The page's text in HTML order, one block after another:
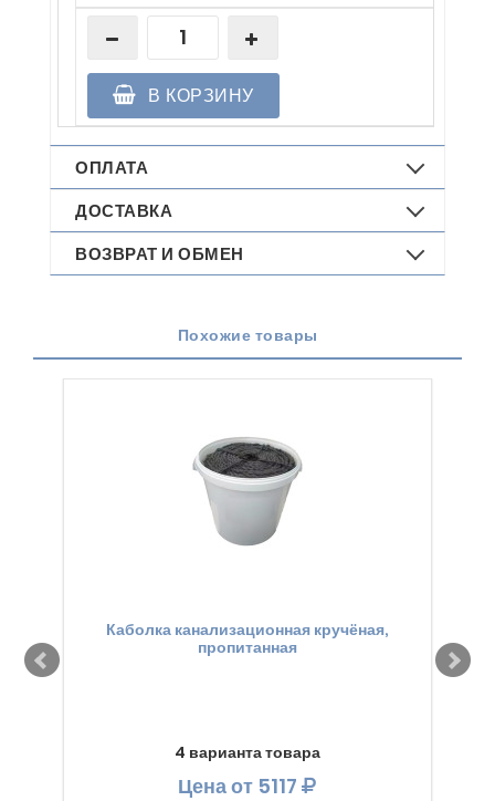
В КОРЗИНУ
ОПЛАТА
ДОСТАВКА
ВОЗВРАТ И ОБМЕН
Похожие товары
Каболка канализационная кручёная,
пропитанная
4 варианта товара
Ценаот 5117